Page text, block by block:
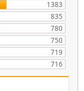
1383
835
780
750
719
716